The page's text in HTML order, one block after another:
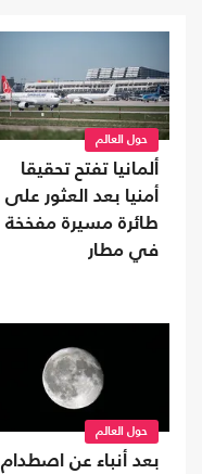
حول العالم
ألمانيا تفتح تحقيقا
أمنيا بعد العثور على
طائرة مسيرة مفخخة
في مطار
حول العالم
بعد أنباء عن اصطدام